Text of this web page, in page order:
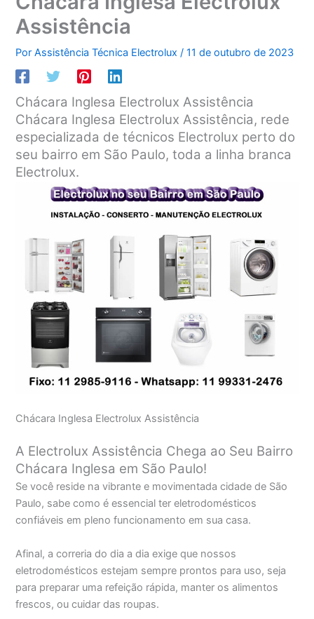
Assistência
PorAssistência Técnica Electrolux/11 de outubro de 2023
Chácara Inglesa Electrolux Assistência
Chácara Inglesa Electrolux Assistência, rede
especializada de técnicos Electrolux perto do
seu bairro em São Paulo, toda a linha branca
Electrolux.
Chácara Inglesa Electrolux Assistência
A Electrolux Assistência Chega ao Seu Bairro
Chácara Inglesa em São Paulo!
Se você reside na vibrante e movimentada cidade de São
Paulo, sabe como é essencial ter eletrodomésticos
confiáveis em pleno funcionamento em sua casa.
Afinal, a correria do dia a dia exige que nossos
eletrodomésticos estejam sempre prontos para uso, seja
para preparar uma refeição rápida, manter os alimentos
frescos, ou cuidar das roupas.